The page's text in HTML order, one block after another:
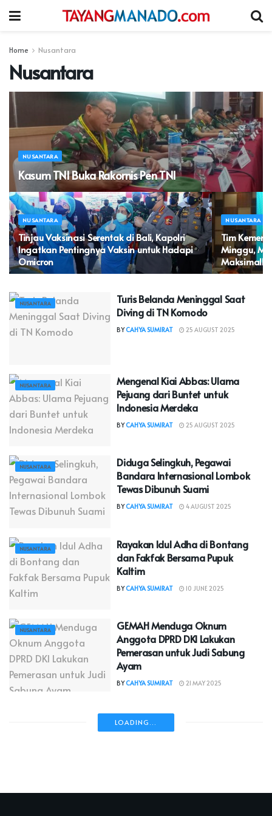
Home Nusantara
Nusantara
NUSANTARA
Kasum TNI Buka Rakornis Pen TNI
NUSANTARA
Tinjau Vaksinasi Serentak di Bali, Kapolri
Ingatkan Pentingnya Vaksin untuk Hadapi
Omicron
NUSANTARA
Tim
Minggu,
NUSANTARA
Turis Belanda Meninggal Saat
Diving di TN Komodo
BYCAHYA SUMIRAT 25 AUGUST 2025
NUSANTARA
Mengenal Kiai Abbas: Ulama
Pejuang dari Buntet untuk
Indonesia Merdeka
BYCAHYA SUMIRAT 25 AUGUST 2025
NUSANTARA
Diduga Selingkuh, Pegawai
Bandara Internasional Lombok
Tewas Dibunuh Suami
BYCAHYA SUMIRAT 4 AUGUST 2025
NUSANTARA
Rayakan Idul Adha di Bontang
dan Fakfak Bersama Pupuk
Kaltim
BYCAHYA SUMIRAT 10 JUNE 2025
NUSANTARA
GEMAH Menduga Oknum
Anggota DPRD DKI Lakukan
Pemerasan untuk Judi Sabung
Ayam
BYCAHYA SUMIRAT 21 MAY 2025
LOADING...